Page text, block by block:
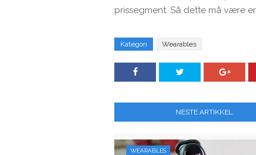
prissegment. Så dette må være
Kategori Wearables
NESTE ARTIKKEL
WEARABLES